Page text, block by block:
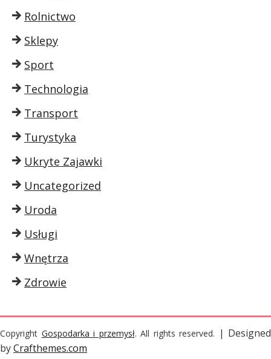
Rolnictwo
Sklepy
Sport
Technologia
Transport
Turystyka
Ukryte Zajawki
Uncategorized
Uroda
Usługi
Wnętrza
Zdrowie
Copyright Gospodarka i przemysł. All rights reserved. | Designed
byCrafthemes.com